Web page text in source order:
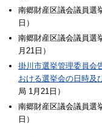
南郷財産区議会議員選
日）
南郷財産区議会議員選
月21日）
掛川市選挙管理委員会
おける選挙会の日時及
局 1月21日）
南郷財産区議会議員選
日）